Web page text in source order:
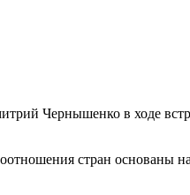
Чернышенко в ходе
стран основаны